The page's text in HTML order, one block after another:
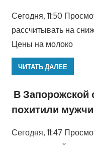
Сегодня, 11:50
рассчитывать на
Цены на молоко
ЧИТАТЬ ДАЛЕЕ
В Запорожской
похитили
Сегодня, 11:47